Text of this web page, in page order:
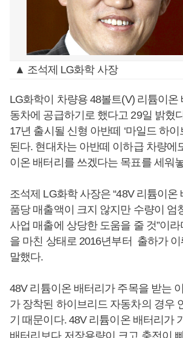
▲ 조석제 LG화학 사장
LG화학이 차량용 48볼트(V) 리튬이온
동차에 공급하기로 했다고 29일 밝혔
17년 출시될 신형 아반떼 ‘마일드 하이
된다. 현대차는 아반떼 이하급 차량에
이온 배터리를 쓰겠다는 목표를 세워
조석제 LG화학 사장은 “48V 리튬이온
품당 매출액이 크지 않지만 수량이 엄
사업 매출에 상당한 도움을 줄 것”이
을 마친 상태로 2016년부터 출하가 이
말했다.
48V 리튬이온 배터리가 주목을 받는
가 장착된 하이브리드 자동차의 경우
기 때문이다. 48V 리튬이온 배터리가
배터리보다 저장용량이 크고 충전이